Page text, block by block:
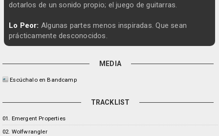
dotarlos de un sonido propio; el juego de guitarras.
Lo Peor: Algunas partes menos inspiradas. Que sean
prácticamente desconocidos.
MEDIA
Escúchalo en Bandcamp
TRACKLIST
01. Emergent Properties
02. Wolfwrangler